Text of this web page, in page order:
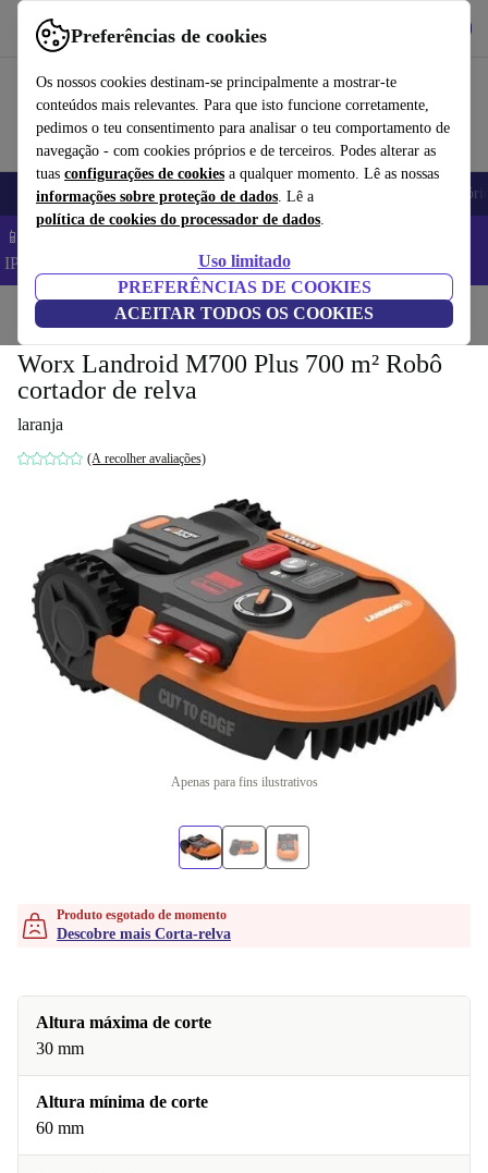
Preferências de cookies
Os nossos cookies destinam-se principalmente a mostrar-te
conteúdos mais relevantes. Para que isto funcione corretamente,
pedimos o teu consentimento para analisar o teu comportamento de
navegação - com cookies próprios e de terceiros. Podes alterar as
tuas configurações de cookies a qualquer momento. Lê as nossas
informações sobre proteção de dados. Lê a
política de cookies do processador de dados.
Uso limitado
PREFERÊNCIAS DE COOKIES
ACEITAR TODOS OS COOKIES
Use o refurbed de forma rápida e fácil
Telemóveis Computadores Portáteis Tablets
📱 Poupa 5% EXTRA em todos os iPhones – Código:
IPHONEDEAL –
Início Jardim Corta-relva
Worx Landroid M700 Plus 700 m² Robô
cortador de relva
laranja
(A recolher avaliações)
Apenas para fins ilustrativos
Produto esgotado de momento
Descobre mais Corta-relva
Altura máxima de corte
30 mm
Altura mínima de corte
60 mm